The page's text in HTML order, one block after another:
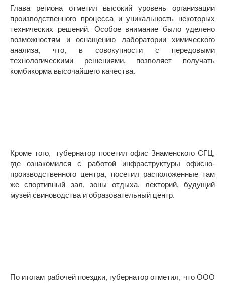
Глава региона отметил высокий уровень организации
производственного процесса и уникальность некоторых
технических решений. Особое внимание было уделено
возможностям и оснащению лаборатории химического
анализа, что, в совокупности с передовыми
технологическими решениями, позволяет получать
комбикорма высочайшего качества.
Кроме того, губернатор посетил офис Знаменского СГЦ,
где ознакомился с работой инфраструктуры офисно-
производственного центра, посетил расположенные там
же спортивный зал, зоны отдыха, лекторий, будущий
музей свиноводства и образовательный центр.
По итогам рабочей поездки, губернатор отметил, что ООО